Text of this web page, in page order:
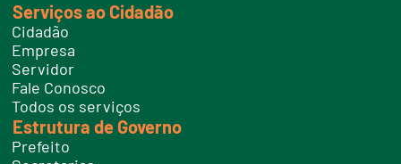
t
e
l
f
o
e
s
Serviços ao Cidadão
Cidadão
Empresa
Servidor
Fale Conosco
Todos os serviços
Estrutura de Governo
Prefeito